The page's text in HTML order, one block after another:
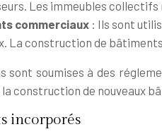
Les immeubles
commerciaux : Ils sont
La construction de
sont soumises à des
construction de nouveaux
incorporés